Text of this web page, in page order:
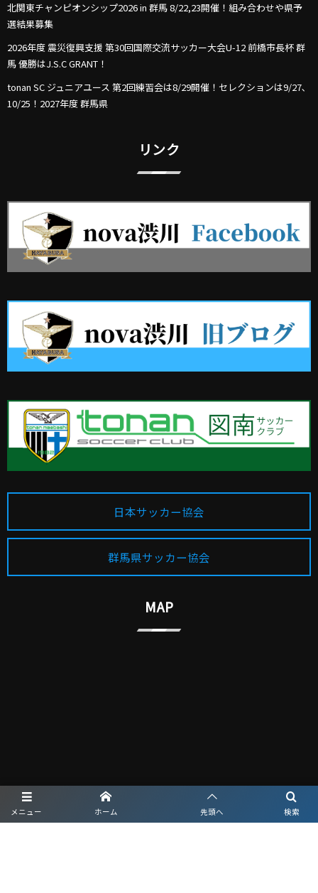
メニュー 検索
ホーム 先頭へ
北関東チャンピオンシップ2026 in 群馬 8/22,23開催！組み合わせや県予
選結果募集
2026年度 震災復興支援 第30回国際交流サッカー大会U-12 前橋市長杯 群
馬 優勝はJ.S.C GRANT！
tonan SC ジュニアユース 第2回練習会は8/29開催！セレクションは9/27､
10/25！2027年度 群馬県
リンク
日本サッカー協会
群馬県サッカー協会
MAP